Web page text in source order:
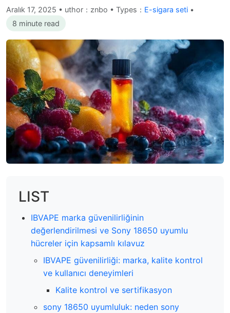
Aralık 17, 2025 • uthor：znbo • Types： E-sigara seti •
8 minute read
LIST
IBVAPE marka güvenilirliğinin
değerlendirilmesi ve Sony 18650 uyumlu
hücreler için kapsamlı kılavuz
IBVAPE güvenilirliği: marka, kalite kontrol
ve kullanıcı deneyimleri
Kalite kontrol ve sertifikasyon
sony 18650 uyumluluk: neden sony